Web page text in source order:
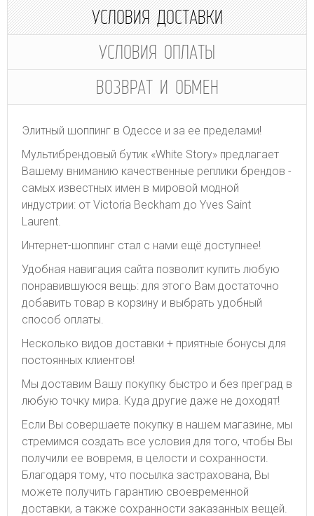
УСЛОВИЯ ДОСТАВКИ
УСЛОВИЯ ОПЛАТЫ
ВОЗВРАТ И ОБМЕН
Элитный шоппинг в Одессе и за ее пределами!
Мультибрендовый бутик «White Story» предлагает
Вашему вниманию качественные реплики брендов -
самых известных имен в мировой модной
индустрии: от Victoria Beckham до Yves Saint
Laurent.
Интернет-шоппинг стал с нами ещё доступнее!
Удобная навигация сайта позволит купить любую
понравившуюся вещь: для этого Вам достаточно
добавить товар в корзину и выбрать удобный
способ оплаты.
Несколько видов доставки + приятные бонусы для
постоянных клиентов!
Мы доставим Вашу покупку быстро и без преград в
любую точку мира. Куда другие даже не доходят!
Если Вы совершаете покупку в нашем магазине, мы
стремимся создать все условия для того, чтобы Вы
получили ее вовремя, в целости и сохранности.
Благодаря тому, что посылка застрахована, Вы
можете получить гарантию своевременной
доставки, а также сохранности заказанных вещей.